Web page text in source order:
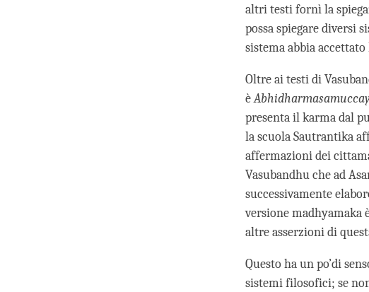
altri testi fornì la
possa spiegare diversi
sistema abbia accettato
Oltre ai testi di
è
presenta il karma dal
la scuola Sautrantika
affermazioni dei
Vasubandhu che ad
successivamente
versione madhyamaka
altre asserzioni di
Questo ha un po’di
sistemi filosofici; se